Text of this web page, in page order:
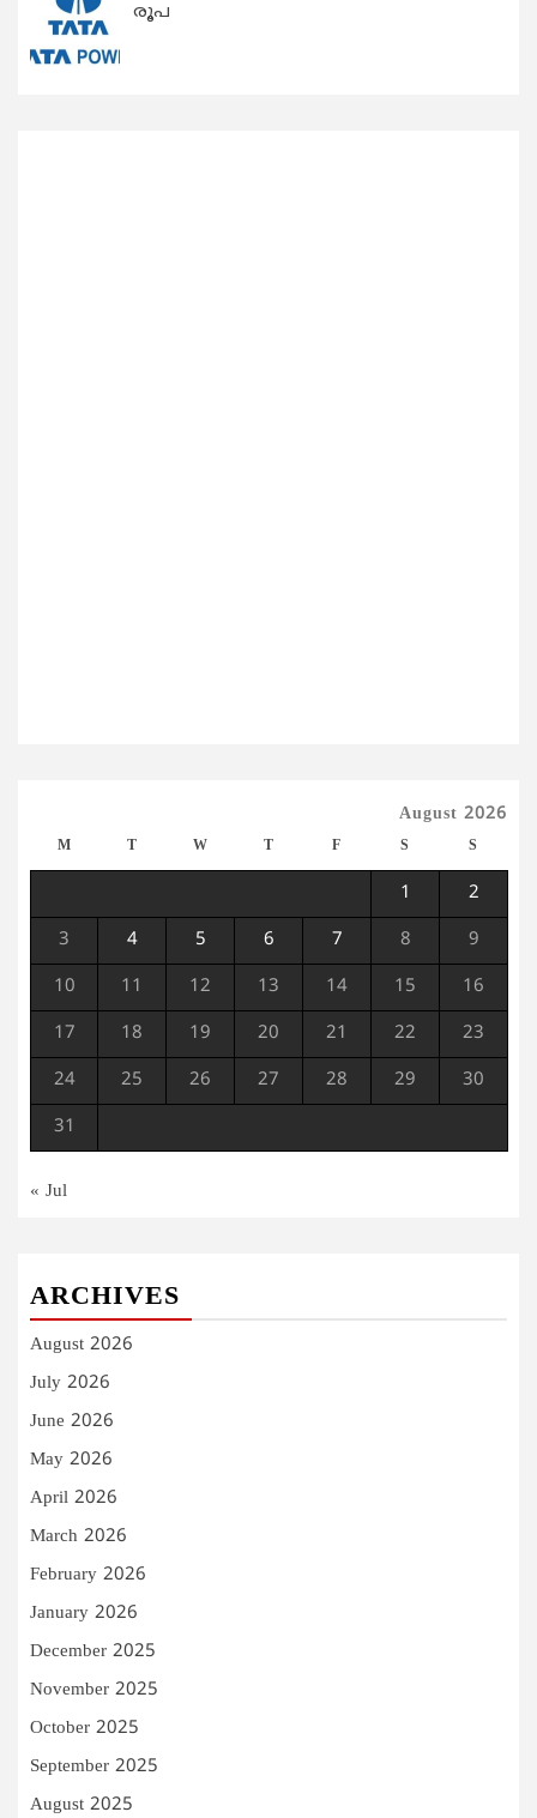
രൂപ
August 2026
M T W T F S S
1 2
3 4 5 6 7 8 9
10 11 12 13 14 15 16
17 18 19 20 21 22 23
24 25 26 27 28 29 30
31
« Jul
ARCHIVES
August 2026
July 2026
June 2026
May 2026
April 2026
March 2026
February 2026
January 2026
December 2025
November 2025
October 2025
September 2025
August 2025